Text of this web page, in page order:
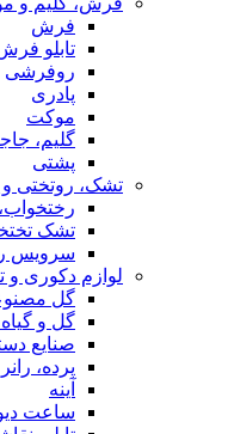
فرش
تابلو
روفرشی
پادری
موکت
گلیم،
پشتی
تشک، روتختی
تشک
سرویس
لوازم دکوری و
گل
گل و
صنایع
پرده،
آینه
ساعت